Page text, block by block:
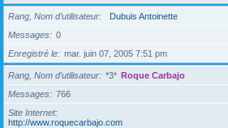
Rang, Nom d’utilisateur
Dubuis Antoinette
Messages
0
Enregistré le
mar. juin 07, 2005 7:51 pm
Rang, Nom d’utilisateur *3* Roque Carbajo
Messages
766
Site Internet
http://www.roquecarbajo.com